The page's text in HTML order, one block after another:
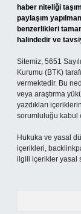
haber niteliği
paylaşım
benzerlikleri
halindedir ve
Sitemiz, 5651
Kurumu (BTK)
vermektedir. Bu
veya araştırma
yazdıkları
sorumluluğu kabul
Hukuka ve yasal
içerikleri,
ilgili içerikler yasal